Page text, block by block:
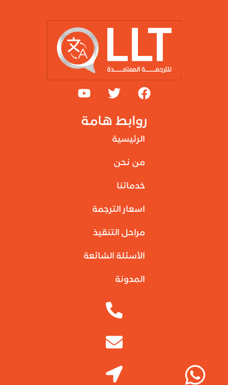
روابط هامة
الرئيسية
من نحن
خدماتنا
اسعار الترجمة
مراحل التنقيذ
الأسئلة الشائعة
المدونة